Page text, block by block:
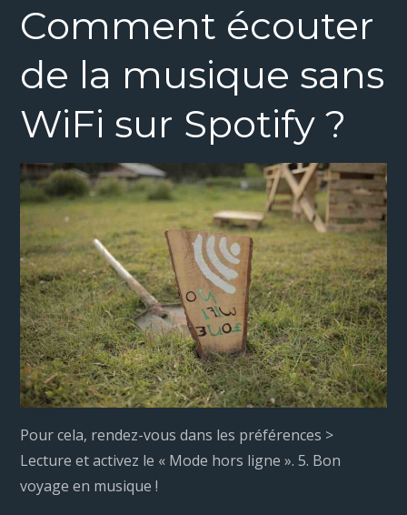
Comment écouter
de la musique sans
WiFi sur Spotify ?
Pour cela, rendez-vous dans les préférences >
Lecture et activez le « Mode hors ligne ». 5. Bon
voyage en musique !